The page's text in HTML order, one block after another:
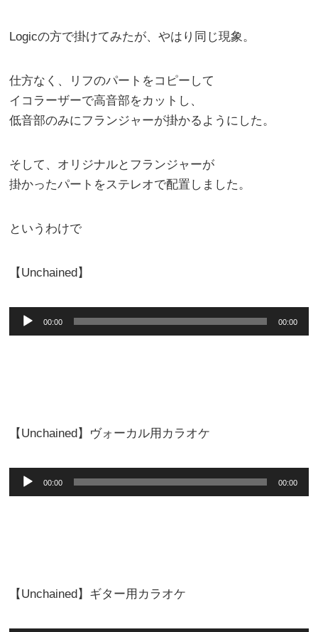
Logicの方で掛けてみたが、やはり同じ現象。
仕方なく、リフのパートをコピーして
イコラーザーで高音部をカットし、
低音部のみにフランジャーが掛かるようにした。
そして、オリジナルとフランジャーが
掛かったパートをステレオで配置しました。
というわけで
【Unchained】
声
ー
00:00 00:00
【Unchained】ヴォーカル用カラオケ
声
ー
00:00 00:00
【Unchained】ギター用カラオケ